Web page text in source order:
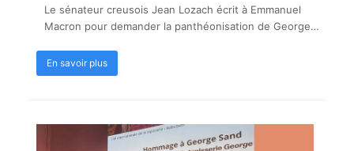
Le sénateur creusois Jean Lozach écrit à Emmanuel
Macron pour demander la panthéonisation de George…
En savoir plus